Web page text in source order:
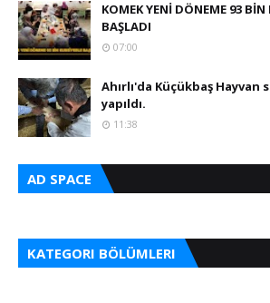
KOMEK YENİ DÖNEME 93 BİN
BAŞLADI
07:00
Ahırlı'da Küçükbaş Hayvan
yapıldı.
11:38
AD SPACE
KATEGORI BÖLÜMLERI